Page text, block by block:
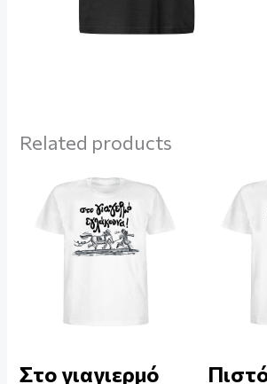
Related products
Στο γιαγιερμό